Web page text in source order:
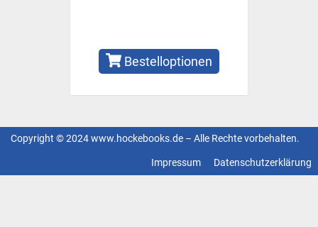
Bestelloptionen
Copyright © 2024 www.hockebooks.de – Alle Rechte vorbehalten.
Datenschutzerklärung
Impressum